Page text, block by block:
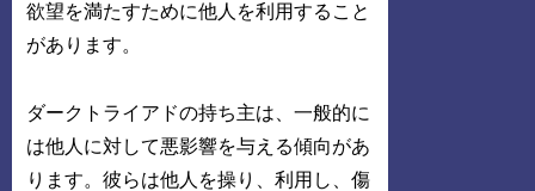
欲望を満たすために他人を利用すること
があります。
ダークトライアドの持ち主は、一般的に
は他人に対して悪影響を与える傾向があ
ります。彼らは他人を操り、利用し、傷